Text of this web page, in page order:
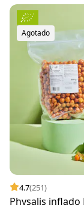
Agotado
4.7(251)
Physalis inflado